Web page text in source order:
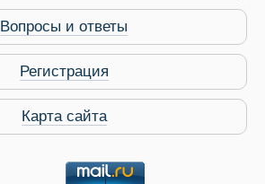
Вопросы и ответы
Регистрация
Карта сайта